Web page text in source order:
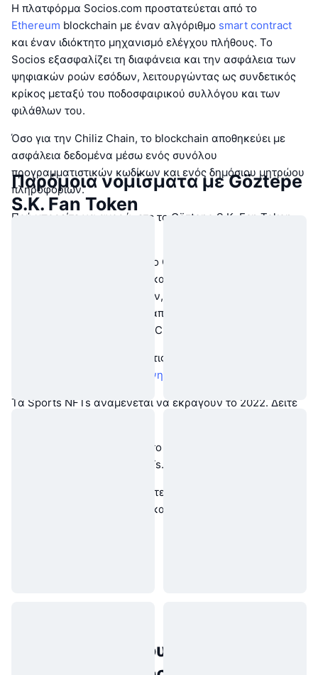
Η πλατφόρμα Socios.com προστατεύεται από το
Ethereum blockchain με έναν αλγόριθμο smart contract
και έναν ιδιόκτητο μηχανισμό ελέγχου πλήθους. Το
Socios εξασφαλίζει τη διαφάνεια και την ασφάλεια των
ψηφιακών ροών εσόδων, λειτουργώντας ως συνδετικός
κρίκος μεταξύ του ποδοσφαιρικού συλλόγου και των
φιλάθλων του.
Όσο για την Chiliz Chain, το blockchain αποθηκεύει με
ασφάλεια δεδομένα μέσω ενός συνόλου
προγραμματιστικών κωδίκων και ενός δημόσιου μητρώου
πληροφοριών.
Πού μπορείτε να αγοράσετε το Göztepe S.K. Fan Token
Από τον Απρίλιο του 2022, το Göztepe S.K. Fan Token
(GOZ) μπορεί να αγοραστεί και να διαπραγματευτεί στο
. Επιπλέον, όπως τα περισσότερα fan
tokens, το $GOZ μπορεί να αποκτηθεί μέσω της
εφαρμογής Socios.com με $CHZ.
Θέλετε να παρακολουθείτε τις τιμές του GOZ ή του CHZ
κινητή εφαρμογή
Τα Sports NFTs αναμένεται να εκραγούν το 2022. Δείτε
Ρίξτε μια ματιά στον απόλυτο
πλατφόρμες αθλητικών NFTs.
Μη διστάσετε να επισκεφθείτε το
για ενημερωμένες ειδήσεις και τις τελευταίες τάσεις στην
Παρόμοια νομίσματα με Göztepe
S.K. Fan Token
Δημοφιλή περιουσιακά στοιχεία